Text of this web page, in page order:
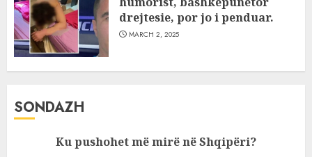
drejtesie, por jo i penduar.
MARCH 2, 2025
SONDAZH
Ku pushohet më mirë në Shqipëri?